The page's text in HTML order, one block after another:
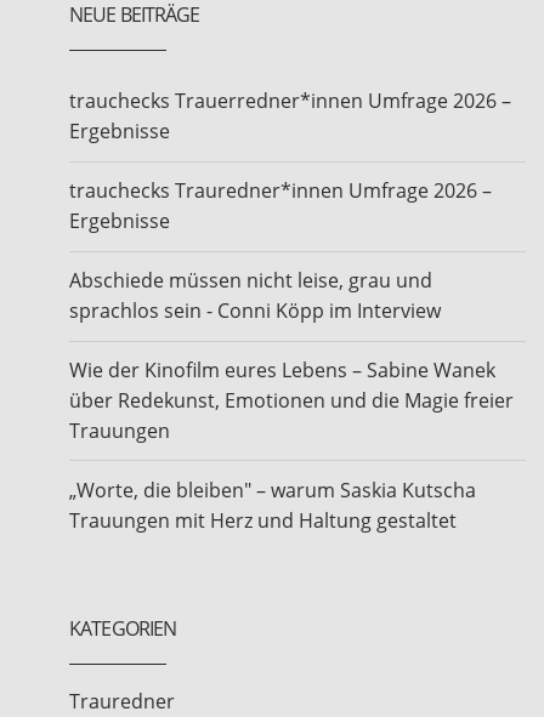
NEUE BEITRÄGE
trauchecks Trauerredner*innen Umfrage 2026 –
Ergebnisse
trauchecks Trauredner*innen Umfrage 2026 –
Ergebnisse
Abschiede müssen nicht leise, grau und
sprachlos sein - Conni Köpp im Interview
Wie der Kinofilm eures Lebens – Sabine Wanek
über Redekunst, Emotionen und die Magie freier
Trauungen
„Worte, die bleiben" – warum Saskia Kutscha
Trauungen mit Herz und Haltung gestaltet
KATEGORIEN
Trauredner